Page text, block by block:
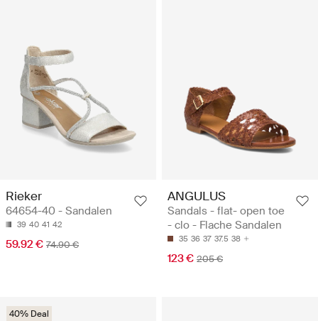
Rieker
64654-40 - Sandalen
39 40 41 42
59.92 € 74.90 €
ANGULUS
Sandals - flat- open toe
- clo - Flache Sandalen
35 36 37 37.5 38
123 € 205 €
40% Deal